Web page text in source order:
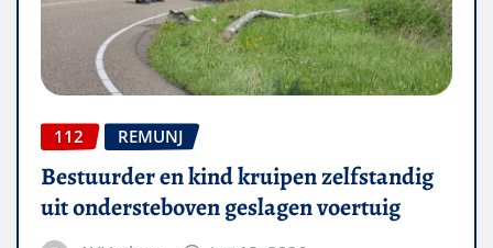
112 REMUNJ
Bestuurder en kind kruipen zelfstandig
uit ondersteboven geslagen voertuig